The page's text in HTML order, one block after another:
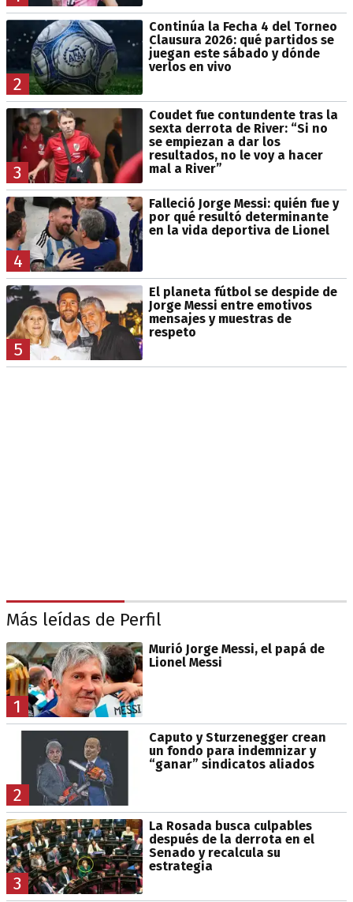
2
Continúa la Fecha 4 del Torneo
Clausura 2026: qué partidos se
juegan este sábado y dónde
verlos en vivo
3
Coudet fue contundente tras la
sexta derrota de River: “Si no
se empiezan a dar los
resultados, no le voy a hacer
mal a River”
4
Falleció Jorge Messi: quién fue y
por qué resultó determinante
en la vida deportiva de Lionel
5
El planeta fútbol se despide de
Jorge Messi entre emotivos
mensajes y muestras de
respeto
Más leídas de Perfil
1
Murió Jorge Messi, el papá de
Lionel Messi
2
Caputo y Sturzenegger crean
un fondo para indemnizar y
“ganar” sindicatos aliados
3
La Rosada busca culpables
después de la derrota en el
Senado y recalcula su
estrategia